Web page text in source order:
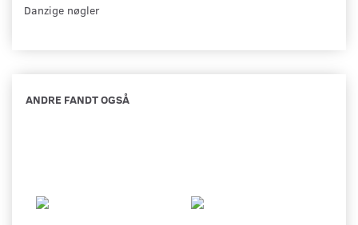
Danzige nøgler
ANDRE FANDT OGSÅ